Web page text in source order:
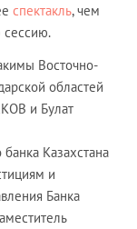
спектакль, чем
Восточно-
областей
и Булат
Казахстана
и
Банка